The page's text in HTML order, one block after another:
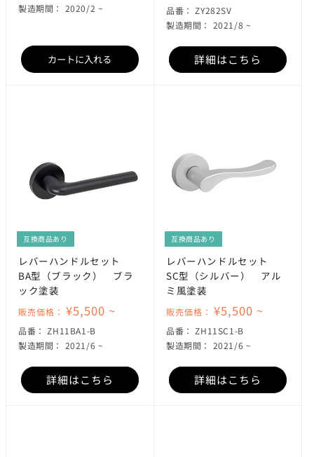
製造期間： 2020/2 ~
カートに入れる
品番： SKU:
ZY282SV
製造期間： 2021/8 ~
詳細はこちら
互換商品あり
レバーハンドルセット
BA型（ブラック） ブラ
ック塗装
販売価格： ¥5,500 ~
品番： SKU:
ZH11BA1-B
製造期間： 2021/6 ~
詳細はこちら
互換商品あり
レバーハンドルセット
SC型（シルバー） アル
ミ風塗装
販売価格： ¥5,500 ~
品番： SKU:
ZH11SC1-B
製造期間： 2021/6 ~
詳細はこちら